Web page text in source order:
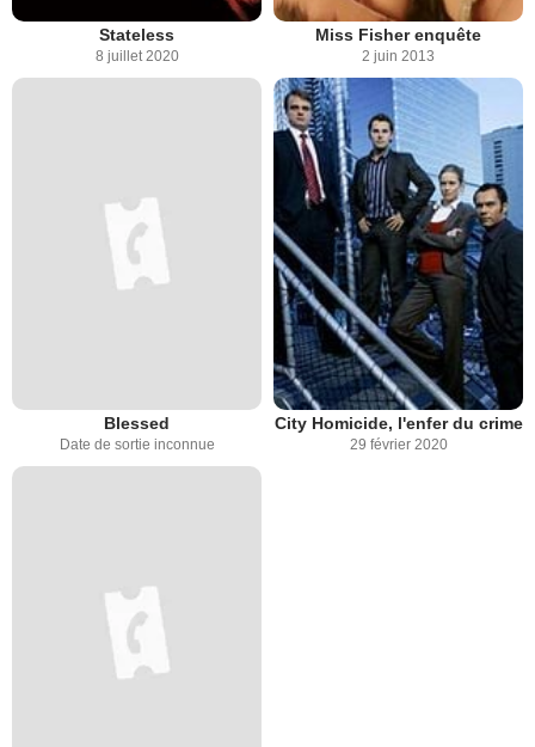
Stateless
8 juillet 2020
Miss Fisher enquête
2 juin 2013
Blessed
Date de sortie inconnue
City Homicide, l'enfer du crime
29 février 2020